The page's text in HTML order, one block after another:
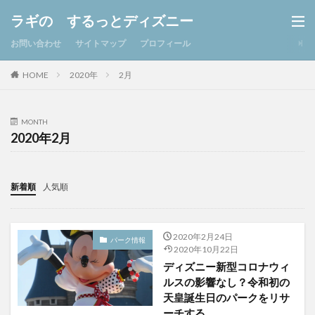
ラギの するっとディズニー
お問い合わせ サイトマップ プロフィール
HOME 2020年 2月
MONTH
2020年2月
新着順 人気順
パーク情報
2020年2月24日
2020年10月22日
ディズニー新型コロナウィ
ルスの影響なし？令和初の
天皇誕生日のパークをリサ